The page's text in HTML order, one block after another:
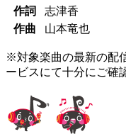
作詞
志津香
作曲
山本竜也
※対象楽曲の最新の配
ービスにて十分にご確